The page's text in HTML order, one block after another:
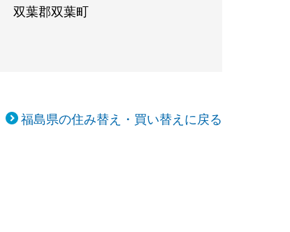
双葉郡双葉町
福島県の住み替え・買い替えに戻る